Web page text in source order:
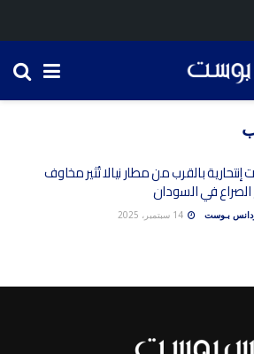
بالقرب من مطار نيالا تُثير مخاوف
في السودان
بـوست